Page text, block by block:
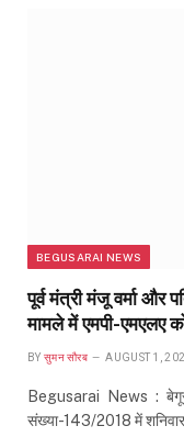
BEGUSARAI NEWS
पूर्व मंत्री मंजू वर्मा
मामले में एमपी-एमएलए
BY सुमन सौरब AUGUST 1,
Begusarai News :
संख्या-143/2018 में